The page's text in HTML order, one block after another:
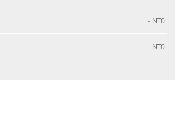
- NT0
NT0